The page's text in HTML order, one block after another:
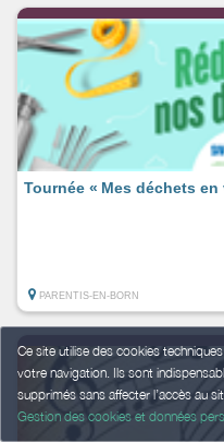
Ce site utilise des cookies
votre navigation. Ils sont
supprimés sans affecter l’accès au
Gestion des cookies et données
Tournée « Mes déchets
PARENTIS-EN-BORN